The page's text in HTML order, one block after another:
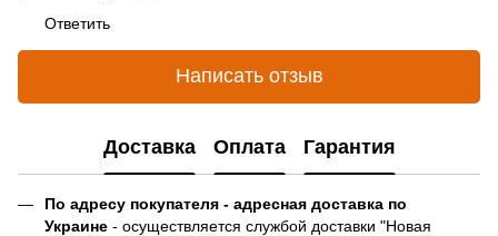
Ответить
Написать отзыв
Доставка Оплата Гарантия
По адресу покупателя - адресная доставка по
Украине - осуществляется службой доставки "Новая